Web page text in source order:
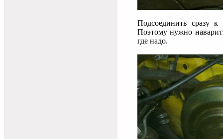
Подсоединить сразу
Поэтому нужно
где надо.